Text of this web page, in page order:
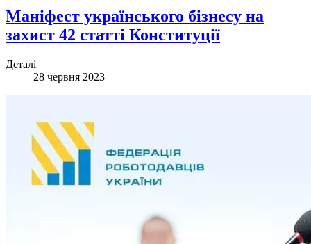
Маніфест українського бізнесу на
захист 42 статті Конституції
Деталі
28 червня 2023